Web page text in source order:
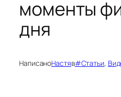
моменты
дня
НаписаноНастяв#Статьи,